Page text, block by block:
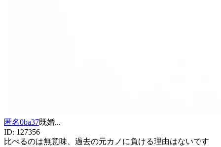
匿名0ba37既婚...
ID: 127356
比べるのは無意味、過去の元カノに負ける理由はないです